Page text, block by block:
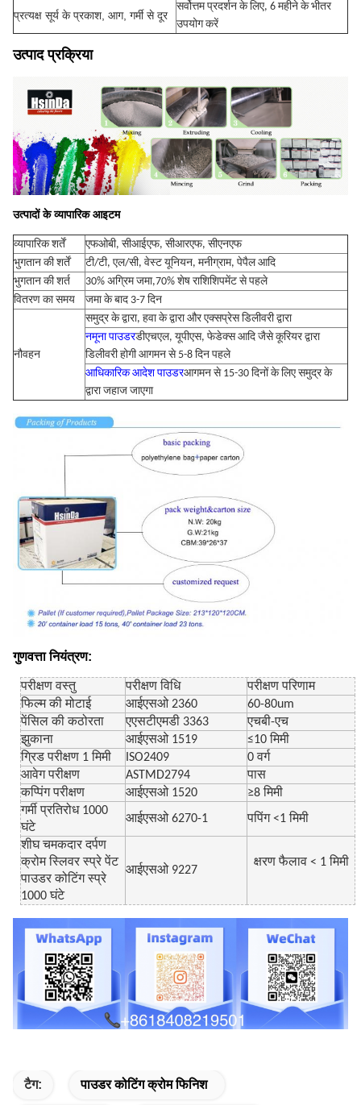
प्रत्यक्ष सूर्य के प्रकाश, आग, गर्मी से दूर
सर्वोत्तम प्रदर्शन के लिए, 6 महीने के भीतर
उपयोग करें
उत्पाद प्रक्रिया
उत्पादों के व्यापारिक आइटम
व्यापारिक शर्तें
एफओबी, सीआईएफ, सीआरएफ, सीएनएफ
भुगतान की शर्तें
टी/टी, एल/सी, वेस्ट यूनियन, मनीग्राम, पेपैल आदि
भुगतान की शर्त
30% अग्रिम जमा,70% शेष राशिशिपमेंट से पहले
वितरण का समय
जमा के बाद 3-7 दिन
नौवहन
समुद्र के द्वारा, हवा के द्वारा और एक्सप्रेस डिलीवरी द्वारा
नमूना पाउडरडीएचएल, यूपीएस, फेडेक्स आदि जैसे कूरियर द्वारा
डिलीवरी होगी आगमन से 5-8 दिन पहले
आधिकारिक आदेश पाउडरआगमन से 15-30 दिनों के लिए समुद्र के
द्वारा जहाज जाएगा
गुणवत्ता नियंत्रण:
परीक्षण वस्तु परीक्षण विधि
परीक्षण परिणाम
फिल्म की मोटाई
आईएसओ 2360
60-80um
पेंसिल की कठोरता
एएसटीएमडी 3363
एचबी-एच
झुकाना
आईएसओ 1519
≤10 मिमी
ग्रिड परीक्षण 1 मिमी
ISO2409
0 वर्ग
आवेग परीक्षण
ASTMD2794
पास
कप्पिंग परीक्षण
आईएसओ 1520
≥8 मिमी
गर्मी प्रतिरोध 1000
घंटे
आईएसओ 6270-1 पपिंग <1 मिमी
शीघ चमकदार दर्पण
क्रोम स्लिवर स्प्रे पेंट
पाउडर कोटिंग स्प्रे
1000 घंटे
आईएसओ 9227
क्षरण फैलाव < 1 मिमी
टैग: पाउडर कोटिंग क्रोम फिनिश